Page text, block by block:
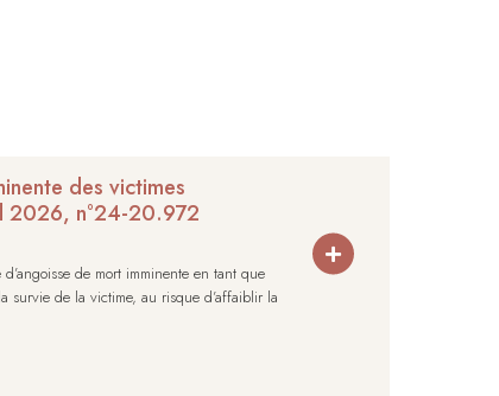
des victimes
2026, n°24-20.972
de mort imminente en tant que
survie de la victime, au risque d’affaiblir la